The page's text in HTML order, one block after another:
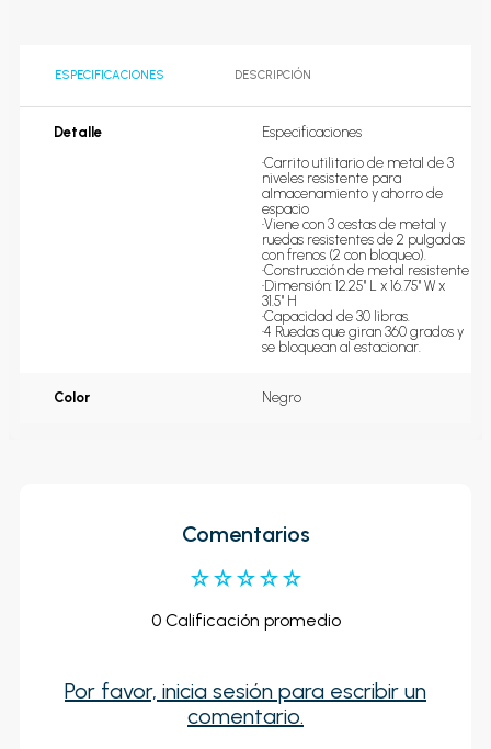
ESPECIFICACIONES DESCRIPCIÓN
Detalle
Especificaciones
•Carrito utilitario de metal de 3
niveles resistente para
almacenamiento y ahorro de
espacio
•Viene con 3 cestas de metal y
ruedas resistentes de 2 pulgadas
con frenos (2 con bloqueo).
•Construcción de metal resistente
•Dimensión: 12.25'' L x 16.75'' W x
31.5'' H
•Capacidad de 30 libras.
•4 Ruedas que giran 360 grados y
se bloquean al estacionar.
Color Negro
Comentarios
☆☆☆☆☆
0 Calificación promedio
Por favor, inicia sesión para escribir un
comentario.